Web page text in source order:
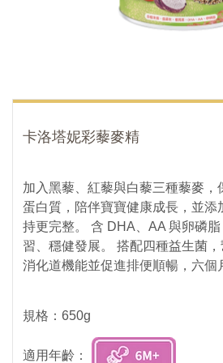
卡洛塔妮彩藜麥精
加入黑藜、紅藜與白藜三種藜麥，
蛋白質，陪伴寶寶健康成長，並添
持更完整。 含 DHA、AA 與卵磷
習、穩健發展。 搭配四種益生菌
消化道機能並促進排便順暢，六個
規格：650g
適用年齡：